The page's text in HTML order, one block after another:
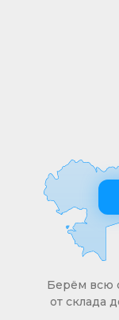
Берём всю
от склада